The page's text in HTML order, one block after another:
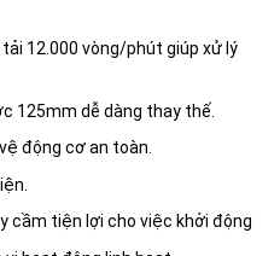
12.000 vòng/phút giúp xử lý
125mm dễ dàng thay thế.
động cơ an toàn.
cầm tiện lợi cho việc khởi động